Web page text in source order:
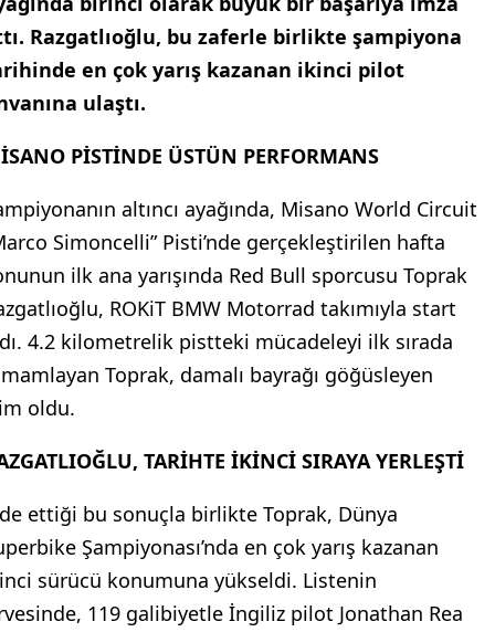
Razgatlıoğlu, bu zaferle birlikte şampiyona
en çok yarış kazanan ikinci pilot
ulaştı.
PİSTİNDE ÜSTÜN PERFORMANS
altıncı ayağında, Misano World Circuit
Simoncelli” Pisti’nde gerçekleştirilen hafta
ilk ana yarışında Red Bull sporcusu Toprak
ROKiT BMW Motorrad takımıyla start
4.2 kilometrelik pistteki mücadeleyi ilk sırada
Toprak, damalı bayrağı göğüsleyen
oldu.
TARİHTE İKİNCİ SIRAYA YERLEŞTİ
ettiği bu sonuçla birlikte Toprak, Dünya
Şampiyonası’nda en çok yarış kazanan
sürücü konumuna yükseldi. Listenin
119 galibiyetle İngiliz pilot Jonathan Rea